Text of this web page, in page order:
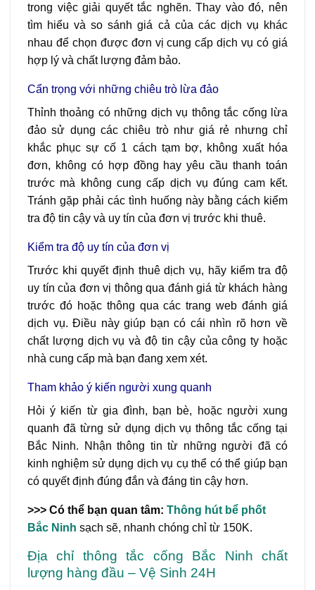
trong việc giải quyết tắc nghẽn. Thay vào đó, nên
tìm hiểu và so sánh giá cả của các dịch vụ khác
nhau để chọn được đơn vị cung cấp dịch vụ có giá
hợp lý và chất lượng đảm bảo.
Cẩn trọng với những chiêu trò lừa đảo
Thỉnh thoảng có những dịch vụ thông tắc cống lừa
đảo sử dụng các chiêu trò như giá rẻ nhưng chỉ
khắc phục sự cố 1 cách tạm bợ, không xuất hóa
đơn, không có hợp đồng hay yêu cầu thanh toán
trước mà không cung cấp dịch vụ đúng cam kết.
Tránh gặp phải các tình huống này bằng cách kiểm
tra độ tin cậy và uy tín của đơn vị trước khi thuê.
Kiểm tra độ uy tín của đơn vị
Trước khi quyết định thuê dịch vụ, hãy kiểm tra độ
uy tín của đơn vị thông qua đánh giá từ khách hàng
trước đó hoặc thông qua các trang web đánh giá
dịch vụ. Điều này giúp bạn có cái nhìn rõ hơn về
chất lượng dịch vụ và độ tin cậy của công ty hoặc
nhà cung cấp mà bạn đang xem xét.
Tham khảo ý kiến người xung quanh
Hỏi ý kiến từ gia đình, bạn bè, hoặc người xung
quanh đã từng sử dụng dịch vụ thông tắc cống tại
Bắc Ninh. Nhận thông tin từ những người đã có
kinh nghiệm sử dụng dịch vụ cụ thể có thể giúp bạn
có quyết định đúng đắn và đáng tin cậy hơn.
>>> Có thể bạn quan tâm: Thông hút bể phốt
Bắc Ninh sạch sẽ, nhanh chóng chỉ từ 150K.
Địa chỉ thông tắc cống Bắc Ninh chất
lượng hàng đầu – Vệ Sinh 24H